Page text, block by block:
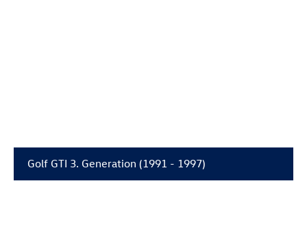
Golf GTI 3. Generation (1991 - 1997)